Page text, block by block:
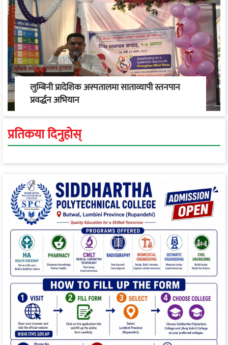
लुम्बिनी प्रादेशिक अस्पतालमा साताव्यापी स्तनपान
प्रवर्द्धन अभियान
प्रतिकया दिनुहोस्